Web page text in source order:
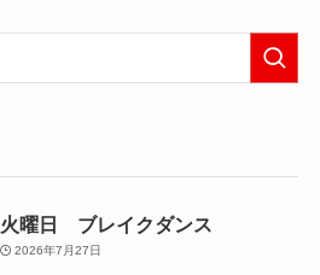
火曜日 ブレイクダンス
2026年7月27日